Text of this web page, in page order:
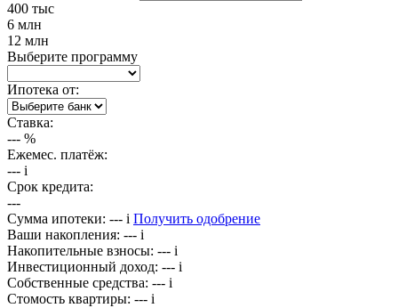
400 тыс
6 млн
12 млн
Выберите программу
Ипотека от:
Ставка:
--- %
Ежемес. платёж:
--- i
Срок кредита:
---
Сумма ипотеки: --- i Получить одобрение
Ваши накопления: --- i
Накопительные взносы: --- i
Инвестиционный доход: --- i
Собственные средства: --- i
Стомость квартиры: --- i